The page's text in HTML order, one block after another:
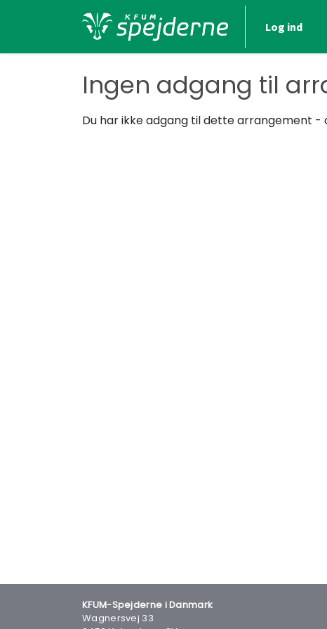
Log ind
Ingen adgang til
Du har ikke adgang til dette arrangement -
KFUM-Spejderne i Danmark
Wagnersvej 33